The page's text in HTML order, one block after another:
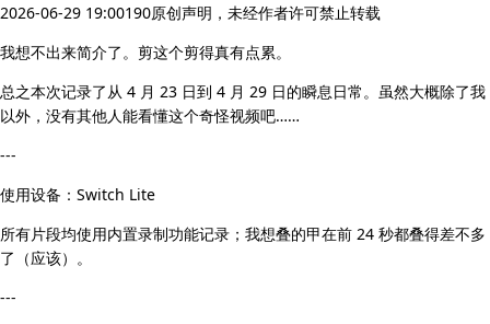
2026-06-29 19:00190原创声明，未经作者许可禁止转载
我想不出来简介了。剪这个剪得真有点累。
总之本次记录了从 4 月 23 日到 4 月 29 日的瞬息日常。虽然大概除了我
以外，没有其他人能看懂这个奇怪视频吧……
---
使用设备：Switch Lite
所有片段均使用内置录制功能记录；我想叠的甲在前 24 秒都叠得差不多
了（应该）。
---